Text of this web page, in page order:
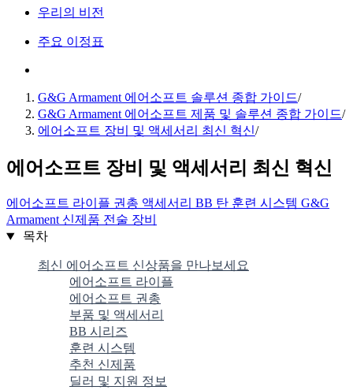
우리의 비전
주요 이정표
G&G Armament 에어소프트 솔루션 종합 가이드/
G&G Armament 에어소프트 제품 및 솔루션 종합 가이드/
에어소프트 장비 및 액세서리 최신 혁신/
에어소프트 장비 및 액세서리 최신 혁신
에어소프트 라이플 권총 액세서리 BB 탄 훈련 시스템 G&G
Armament 신제품 전술 장비
목차
최신 에어소프트 신상품을 만나보세요
에어소프트 라이플
에어소프트 권총
부품 및 액세서리
BB 시리즈
훈련 시스템
추천 신제품
딜러 및 지원 정보